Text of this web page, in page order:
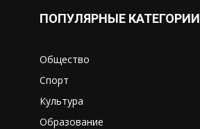
ПОПУЛЯРНЫЕ КАТЕГОРИИ
Общество
Спорт
Культура
Образование